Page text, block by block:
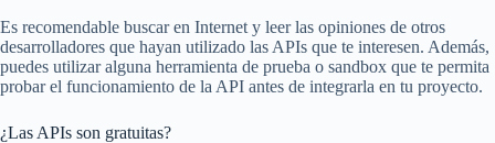
Es recomendable buscar en Internet y leer las opiniones de otros
desarrolladores que hayan utilizado las APIs que te interesen. Además,
puedes utilizar alguna herramienta de prueba o sandbox que te permita
probar el funcionamiento de la API antes de integrarla en tu proyecto.
¿Las APIs son gratuitas?